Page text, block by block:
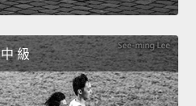
中 級